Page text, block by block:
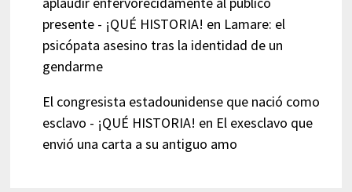
presente - ¡QUÉ HISTORIA! en Lamare: el
psicópata asesino tras la identidad de un
gendarme
El congresista estadounidense que nació como
esclavo - ¡QUÉ HISTORIA! en El exesclavo que
envió una carta a su antiguo amo